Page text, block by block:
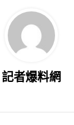
記者爆料網